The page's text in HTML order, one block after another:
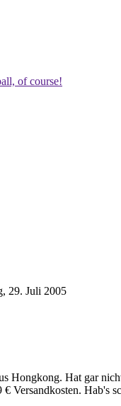
of course!
29. Juli 2005
Hongkong. Hat gar
Versandkosten. Hab's